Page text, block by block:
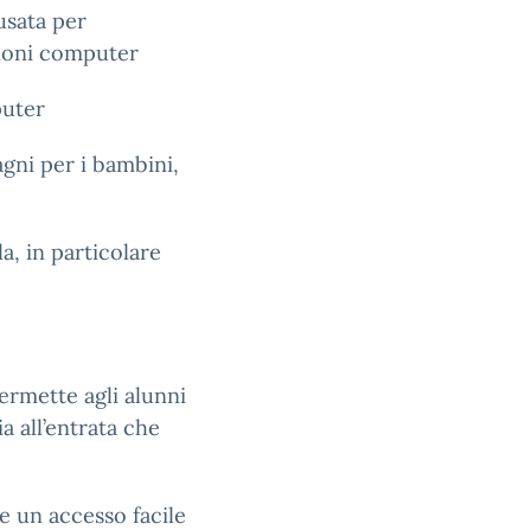
per
computer
per i bambini,
in particolare
agli alunni
all’entrata che
un accesso facile